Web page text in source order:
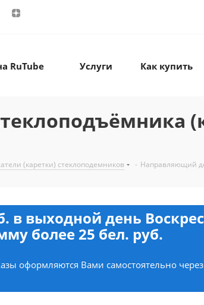
RuTube Услуги Как купить
(каретки) стеклоподемников - Направляющий
в выходной день
более 25 бел. руб.
оформляются Вами самостоятельно